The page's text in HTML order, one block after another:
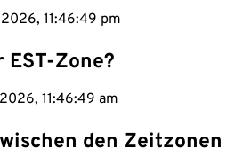
11:46:50 pm
Zone?
11:46:50 am
den Zeitzonen